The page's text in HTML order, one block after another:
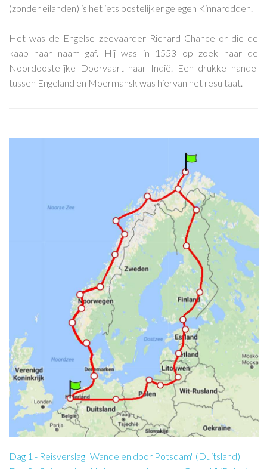
(zonder eilanden) is het iets oostelijker gelegen Kinnarodden.
Het was de Engelse zeevaarder Richard Chancellor die de
kaap haar naam gaf. Hij was in 1553 op zoek naar de
Noordoostelijke Doorvaart naar Indië. Een drukke handel
tussen Engeland en Moermansk was hiervan het resultaat.
Dag 1 - Reisverslag "Wandelen door Potsdam" (Duitsland)